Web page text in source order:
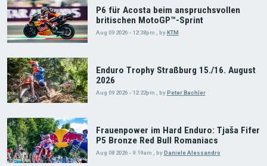
P6 für Acosta beim anspruchsvollen
britischen MotoGP™-Sprint
Aug 09 2026 - 12:38pm , by KTM
Enduro Trophy Straßburg 15./16. August
2026
Aug 09 2026 - 12:22pm byPeter Bachler
Frauenpower im Hard Enduro: Tjaša Fifer
P5 Bronze Red Bull Romaniacs
Aug 08 2026 - 9:19am byDaniele Alessandro